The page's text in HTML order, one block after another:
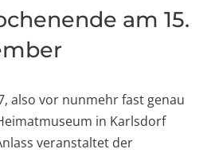
am 15.
also vor nunmehr fast genau
in Karlsdorf
veranstaltet der